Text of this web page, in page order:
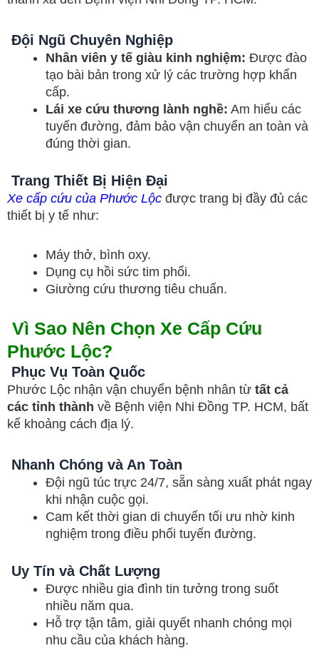
Đội Ngũ Chuyên Nghiệp
Nhân viên y tế giàu kinh nghiệm: Được đào
tạo bài bản trong xử lý các trường hợp khẩn
cấp.
Lái xe cứu thương lành nghề: Am hiểu các
tuyến đường, đảm bảo vận chuyển an toàn và
đúng thời gian.
Trang Thiết Bị Hiện Đại
Xe cấp cứu của Phước Lộc được trang bị đầy đủ các
thiết bị y tế như:
Máy thở, bình oxy.
Dụng cụ hồi sức tim phổi.
Giường cứu thương tiêu chuẩn.
Vì Sao Nên Chọn Xe Cấp Cứu
Phước Lộc?
Phục Vụ Toàn Quốc
Phước Lộc nhận vận chuyển bệnh nhân từ tất cả
các tỉnh thành về Bệnh viện Nhi Đồng TP. HCM, bất
kể khoảng cách địa lý.
Nhanh Chóng và An Toàn
Đội ngũ túc trực 24/7, sẵn sàng xuất phát ngay
khi nhận cuộc gọi.
Cam kết thời gian di chuyển tối ưu nhờ kinh
nghiệm trong điều phối tuyến đường.
Uy Tín và Chất Lượng
Được nhiều gia đình tin tưởng trong suốt
nhiều năm qua.
Hỗ trợ tận tâm, giải quyết nhanh chóng mọi
nhu cầu của khách hàng.